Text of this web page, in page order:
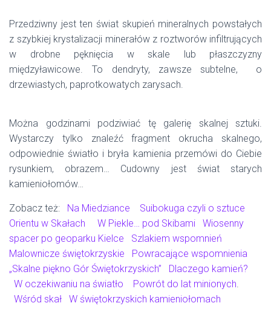
Przedziwny jest ten świat skupień mineralnych powstałych
z szybkiej krystalizacji minerałów z roztworów infiltrujących
w drobne pęknięcia w skale lub płaszczyzny
międzyławicowe. To dendryty, zawsze subtelne, o
drzewiastych, paprotkowatych zarysach.
Można godzinami podziwiać tę galerię skalnej sztuki.
Wystarczy tylko znaleźć fragment okrucha skalnego,
odpowiednie światło i bryła kamienia przemówi do Ciebie
rysunkiem, obrazem… Cudowny jest świat starych
kamieniołomów…
Zobacz też: Na Miedziance
Suibokuga czyli o sztuce
Orientu w Skałach
W Piekle… pod Skibami
Wiosenny
spacer po geoparku Kielce
Szlakiem wspomnień
Malownicze świętokrzyskie
Powracające wspomnienia
„Skalne piękno Gór Świętokrzyskich”
Dlaczego kamień?
W oczekiwaniu na światło
Powrót do lat minionych.
Wśród skał
W świętokrzyskich kamieniołomach